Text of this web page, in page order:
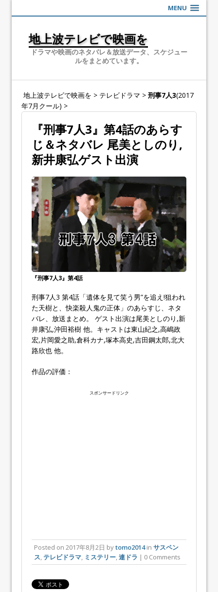
MENU
地上波テレビで映画を
ドラマや映画のネタバレ＆放送データ、スケジュー
ルをまとめています。
地上波テレビで映画を > テレビドラマ > 刑事7人3(2017
年7月クール) >
『刑事7人3』第4話のあらす
じ＆ネタバレ 尾美としのり,
新井康弘ゲスト出演
『刑事7人3』第4話
刑事7人3 第4話「遺体を見て笑う男”を追え!狙われ
た天樹と、快楽殺人鬼の正体」のあらすじ、ネタ
バレ、放送まとめ。 ゲスト出演は尾美としのり,新
井康弘,沖田裕樹 他。キャストは東山紀之,高嶋政
宏,片岡愛之助,倉科カナ,塚本高史,吉田鋼太郎,北大
路欣也 他。
作品の評価：
スポンサードリンク
Posted on 2017年8月2日 bytomo2014in サスペン
ス テレビドラマ ミステリー 連ドラ | 0 Comments